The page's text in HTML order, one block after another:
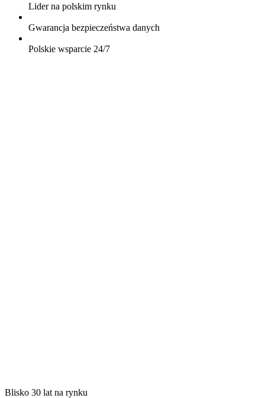
Lider na polskim rynku
Gwarancja bezpieczeństwa danych
Polskie wsparcie 24/7
Blisko 30 lat na rynku